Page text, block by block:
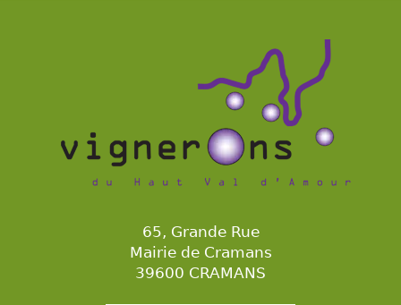
65, Grande Rue
Mairie de Cramans
39600 CRAMANS